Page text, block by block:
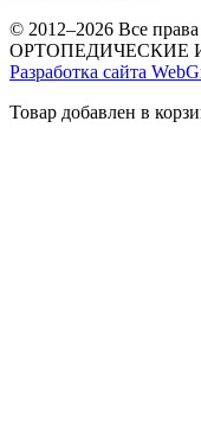
© 2012–2026 Все
ОРТОПЕДИЧЕСКИЕ
Разработка сайта
Товар добавлен в